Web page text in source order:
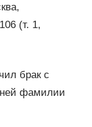
(т. 1,
брак с
фамилии